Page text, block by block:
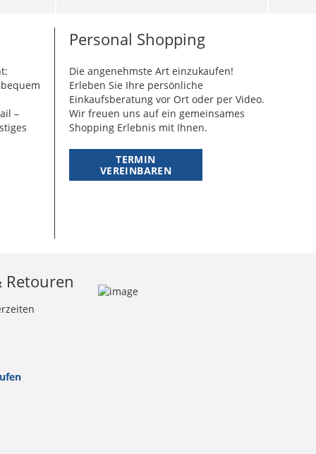
–
Personal Shopping
Die angenehmste Art einzukaufen!
Erleben Sie Ihre persönliche
Einkaufsberatung vor Ort oder per Video.
Wir freuen uns auf ein gemeinsames
Shopping Erlebnis mit Ihnen.
TERMIN
VEREINBAREN
Retouren